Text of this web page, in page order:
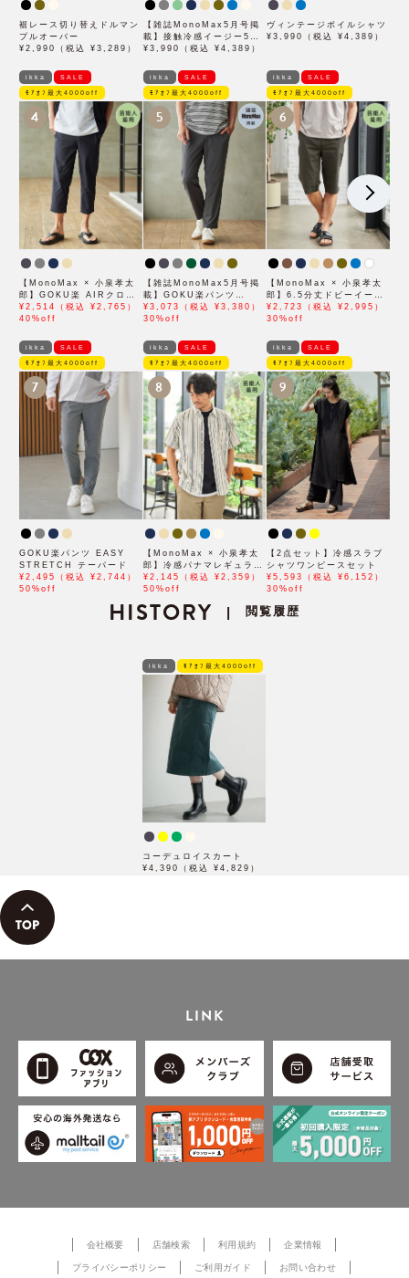
裾レース切り替えドルマン
プルオーバー
¥2,990（税込 ¥3,289）
【雑誌MonoMax5月号掲
載】接触冷感イージー5ポ
ケット
¥3,990（税込 ¥4,389）
ヴィンテージボイルシャツ
¥3,990（税込 ¥4,389）
ikka SALE
ﾓｱｵﾌ最大4000off
4
【MonoMax × 小泉孝太
郎】GOKU楽 AIRクロッ
プドパンツ「小泉孝太郎さ
ん着用モデル」
¥2,514（税込 ¥2,765）
40%off
ikka SALE
ﾓｱｵﾌ最大4000off
5
【雑誌MonoMax5月号掲
載】GOKU楽パンツ
EASY STRETCH 冷感ア
ンクル【接触冷感】「小泉
¥3,073（税込 ¥3,380）
30%off
ikka SALE
ﾓｱｵﾌ最大4000off
6
【MonoMax × 小泉孝太
郎】6.5分丈ドビーイージ
ーハーフパンツ「小泉孝太
郎さん着用モデル」
¥2,723（税込 ¥2,995）
30%off
ikka SALE
ﾓｱｵﾌ最大4000off
7
GOKU楽パンツ EASY
STRETCH テーパード
¥2,495（税込 ¥2,744）
50%off
ikka SALE
ﾓｱｵﾌ最大4000off
8
【MonoMax × 小泉孝太
郎】冷感パナマレギュラー
カラー半袖シャツ「小泉孝
太郎さん着用モデル」
¥2,145（税込 ¥2,359）
50%off
ikka SALE
ﾓｱｵﾌ最大4000off
9
【2点セット】冷感スラブ
シャツワンピースセット
¥5,593（税込 ¥6,152）
30%off
HISTORY | 閲覧履歴
ikka ﾓｱｵﾌ最大4000off
コーデュロイスカート
¥4,390（税込 ¥4,829）
LINK
会社概要 店舗検索 利用規約 企業情報
プライバシーポリシー ご利用ガイド お問い合わせ